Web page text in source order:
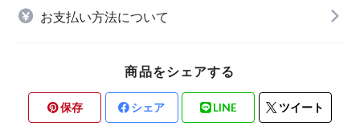
お支払い方法について
商品をシェアする
保存 シェア LINE ツイート